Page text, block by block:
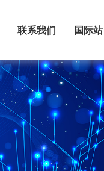
联系我们 国际站